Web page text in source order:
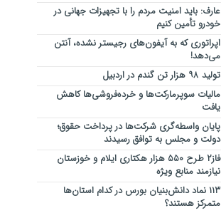
عارف: باید امنیت مردم را با تجهیزات جهانی در
خودرو تأمین کنیم
اپراتوری که به آیفون‌های رجیستر نشده، آنتن
می‌دهد!
تولید ۹۸ هزار تن گندم در اردبیل
مالیات سوپرمارکت‌ها و خرده‌فروشی‌ها کاهش
یافت
پایان واسطه‌گری شرکت‌ها در پرداخت حقوق؛
دولت و مجلس به توافق رسیدند
فاز۲ طرح ۵۵۰ هزار هکتاری ایلام و خوزستان
نیازمند منابع ویژه
۱۱۳ نماد دانش‌بنیان‌ بورس در کدام استان‌ها
متمرکز هستند؟